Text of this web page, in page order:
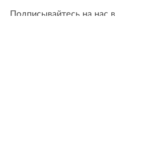
Подписывайтесь на нас в